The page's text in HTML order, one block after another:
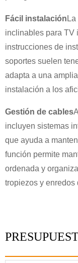
Fácil instalación
inclinables para TV
instrucciones de
soportes suelen
adapta a una
instalación a los
Gestión de cables
incluyen sistemas
que ayuda a
función permite
ordenada y
tropiezos y enredos
ELIGE TU
Soy
Soy
Nuevo
VERIFICA TU
laboral actual para
CHARM.
Antes de enviar,
esCORRECTO.La
en el envío de los
información para
Una vez verificada